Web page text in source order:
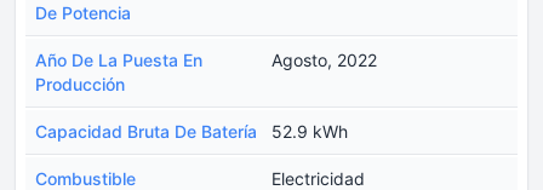
De Potencia
Año De La Puesta En
Producción
Agosto, 2022
Capacidad Bruta De Batería 52.9 kWh
Combustible Electricidad